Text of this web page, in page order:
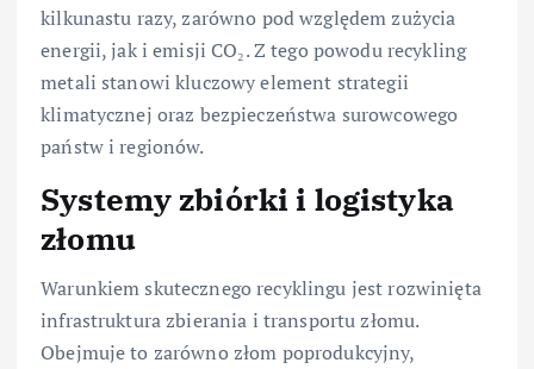
kilkunastu razy, zarówno pod względem zużycia
energii, jak i emisji CO₂. Z tego powodu recykling
metali stanowi kluczowy element strategii
klimatycznej oraz bezpieczeństwa surowcowego
państw i regionów.
Systemy zbiórki i logistyka
złomu
Warunkiem skutecznego recyklingu jest rozwinięta
infrastruktura zbierania i transportu złomu.
Obejmuje to zarówno złom poprodukcyjny,